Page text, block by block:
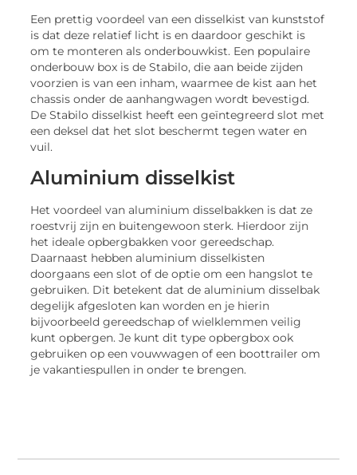
Een prettig voordeel van een disselkist van kunststof
is dat deze relatief licht is en daardoor geschikt is
om te monteren als onderbouwkist. Een populaire
onderbouw box is de Stabilo, die aan beide zijden
voorzien is van een inham, waarmee de kist aan het
chassis onder de aanhangwagen wordt bevestigd.
De Stabilo disselkist heeft een geïntegreerd slot met
een deksel dat het slot beschermt tegen water en
vuil.
Aluminium disselkist
Het voordeel van aluminium disselbakken is dat ze
roestvrij zijn en buitengewoon sterk. Hierdoor zijn
het ideale opbergbakken voor gereedschap.
Daarnaast hebben aluminium disselkisten
doorgaans een slot of de optie om een hangslot te
gebruiken. Dit betekent dat de aluminium disselbak
degelijk afgesloten kan worden en je hierin
bijvoorbeeld gereedschap of wielklemmen veilig
kunt opbergen. Je kunt dit type opbergbox ook
gebruiken op een vouwwagen of een boottrailer om
je vakantiespullen in onder te brengen.